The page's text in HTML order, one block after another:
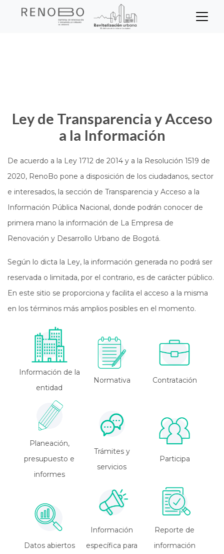
Sitio Web Empresa de
Transparencia
Ley de Transparencia y Acceso
a la Información
De acuerdo a la Ley 1712 de 2014 y a la Resolución 1519 de
2020, RenoBo pone a disposición de los ciudadanos, sector
e interesados, la sección de Transparencia y Acceso a la
Información Pública Nacional, donde podrán conocer de
primera mano la información de La Empresa de
Renovación y Desarrollo Urbano de Bogotá.
Según lo dicta la Ley, la información generada no podrá ser
reservada o limitada, por el contrario, es de carácter público.
En este sitio se proporciona y facilita el acceso a la misma
en los términos más amplios posibles en el momento.
Información de la
entidad
Normativa Contratación
Planeación,
presupuesto e
informes
Trámites y
servicios
Participa
Datos abiertos
Información
específica para
Reporte de
información